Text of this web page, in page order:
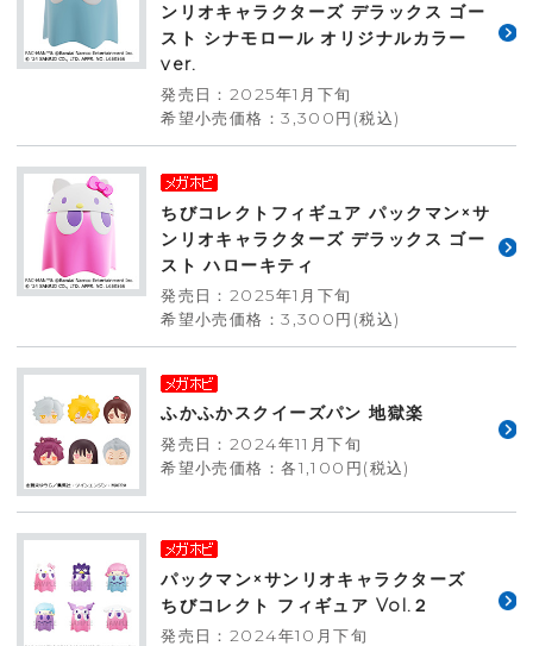
ンリオキャラクターズ デラックス ゴー
スト シナモロール オリジナルカラー
ver.
発売日：2025年1月下旬
希望小売価格：3,300円(税込)
ちびコレクトフィギュア パックマン×サ
ンリオキャラクターズ デラックス ゴー
スト ハローキティ
発売日：2025年1月下旬
希望小売価格：3,300円(税込)
ふかふかスクイーズパン 地獄楽
発売日：2024年11月下旬
希望小売価格：各1,100円(税込)
パックマン×サンリオキャラクターズ
ちびコレクト フィギュア Vol.２
発売日：2024年10月下旬